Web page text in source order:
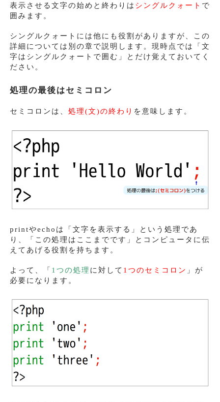
表示させる文字の始めと終わりは シングルクォート で
囲みます。
シングルクォートには他にも役割がありますが、この
詳細については別の章で説明します。現時点では「文
字はシングルクォートで囲む」とだけ覚えておいてく
ださい。
処理の最後はセミコロン
セミコロンは、 処理(文)の終わり を意味します。
printやechoは「文字を表示する」という処理であ
り、「この処理はここまでです」とコンピュータに伝
えてあげる役割を持ちます。
よって、「 1つの処理 に対して 1つのセミコロン 」が
必要になります。